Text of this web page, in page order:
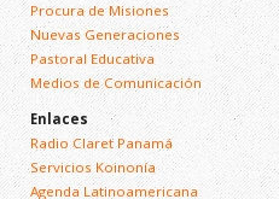
Procura de Misiones
Nuevas Generaciones
Pastoral Educativa
Medios de Comunicación
Enlaces
Radio Claret Panamá
Servicios Koinonía
Agenda Latinoamericana